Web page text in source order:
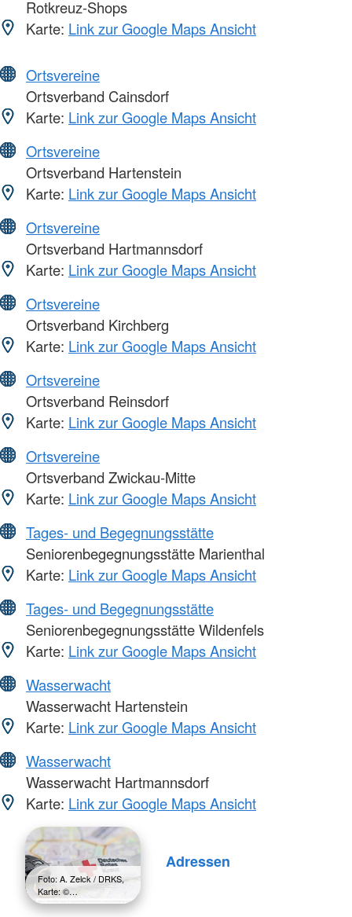
Rotkreuz-Shops
Karte: Link zur Google Maps Ansicht
Ortsvereine
Ortsverband Cainsdorf
Karte: Link zur Google Maps Ansicht
Ortsvereine
Ortsverband Hartenstein
Karte: Link zur Google Maps Ansicht
Ortsvereine
Ortsverband Hartmannsdorf
Karte: Link zur Google Maps Ansicht
Ortsvereine
Ortsverband Kirchberg
Karte: Link zur Google Maps Ansicht
Ortsvereine
Ortsverband Reinsdorf
Karte: Link zur Google Maps Ansicht
Ortsvereine
Ortsverband Zwickau-Mitte
Karte: Link zur Google Maps Ansicht
Tages- und Begegnungsstätte
Seniorenbegegnungsstätte Marienthal
Karte: Link zur Google Maps Ansicht
Tages- und Begegnungsstätte
Seniorenbegegnungsstätte Wildenfels
Karte: Link zur Google Maps Ansicht
Wasserwacht
Wasserwacht Hartenstein
Karte: Link zur Google Maps Ansicht
Wasserwacht
Wasserwacht Hartmannsdorf
Karte: Link zur Google Maps Ansicht
Foto: A. Zelck / DRKS,
Karte: ©…
Adressen